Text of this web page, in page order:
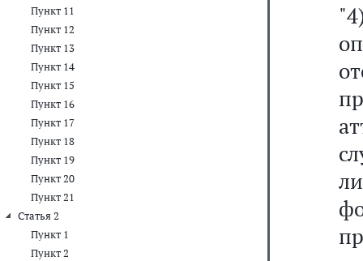
Пункт 11
Пункт 12
Пункт 13
Пункт 14
Пункт 15
Пункт 16
Пункт 17
Пункт 18
Пункт 19
Пункт 20
Пункт 21
Статья 2
Пункт 1
Пункт 2